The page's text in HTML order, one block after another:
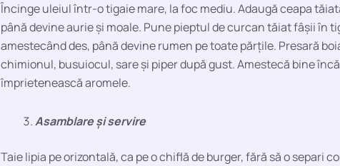
Încinge uleiul într-o tigaie mare, la foc mediu. Adaugă ceapa
până devine aurie și moale. Pune pieptul de curcan tăiat fâșii în
amestecând des, până devine rumen pe toate părțile. Presară
chimionul, busuiocul, sare și piper după gust. Amestecă bine
împrietenească aromele.
Asamblare și servire
Taie lipia pe orizontală, ca pe o chiflă de burger, fără să o separi